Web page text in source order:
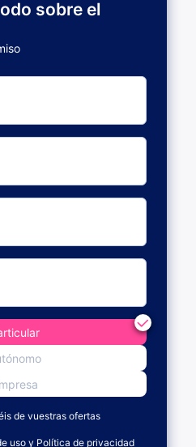
sobre el
de vuestras ofertas
usoy Política de privacidad